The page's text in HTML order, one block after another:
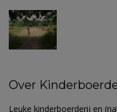
Over
Leuke kinderboerderij en